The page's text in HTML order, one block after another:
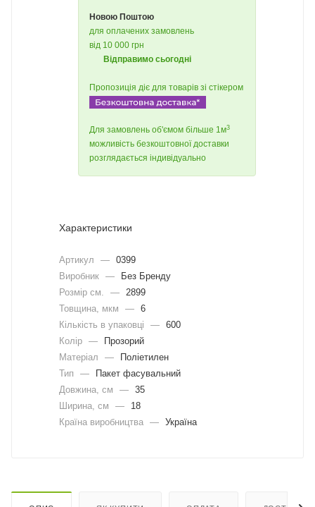
Новою Поштою
для оплачених замовлень
від 10 000 грн
Відправимо сьогодні
Пропозиція діє для товарів зі стікером
Для замовлень об'ємом більше 1м3
можливість безкоштовної доставки
розглядається індивідуально
Характеристики
Артикул — 0399
Виробник —
Без Бренду
Розмір см.
—
2899
Товщина, мкм
— 6
Кількість в упаковці
— 600
Колір —
Прозорий
Матеріал
—
Поліетилен
Тип
—
Пакет фасувальний
Довжина, cм
— 35
Ширина, cм
—
18
Країна виробництва — Україна